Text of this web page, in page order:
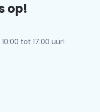
op!
tot 17:00 uur!